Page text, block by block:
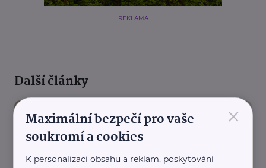
REKLAMA
Další články
×
Maximální bezpečí pro vaše
soukromí a cookies
K personalizaci obsahu a reklam, poskytování